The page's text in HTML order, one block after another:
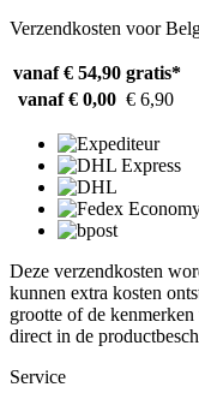
Verzendkosten voor
vanaf € 54,90 gratis*
vanaf € 0,00 € 6,90
Deze verzendkosten
kunnen extra kosten
grootte of de
direct in de
Service